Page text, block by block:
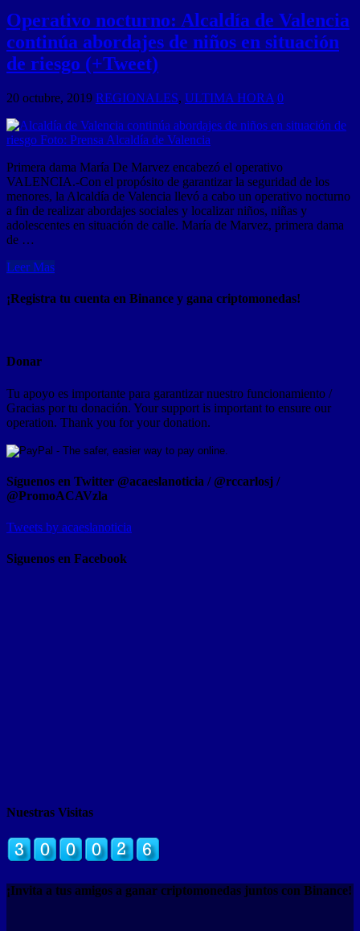
Operativo nocturno: Alcaldía de Valencia
continúa abordajes de niños en situación
de riesgo (+Tweet)
20 octubre, 2019 REGIONALES, ULTIMA HORA 0
Primera dama María De Marvez encabezó el operativo
VALENCIA.-Con el propósito de garantizar la seguridad de los
menores, la Alcaldía de Valencia llevó a cabo un operativo nocturno
a fin de realizar abordajes sociales y localizar niños, niñas y
adolescentes en situación de calle. María de Marvez, primera dama
de …
Leer Mas
¡Registra tu cuenta en Binance y gana criptomonedas!
Donar
Tu apoyo es importante para garantizar nuestro funcionamiento /
Gracias por tu donación. Your support is important to ensure our
operation. Thank you for your donation.
Síguenos en Twitter @acaeslanoticia / @rccarlosj /
@PromoACAVzla
Tweets by acaeslanoticia
Siguenos en Facebook
Nuestras Visitas
¡Invita a tus amigos a ganar criptomonedas juntos con Binance!